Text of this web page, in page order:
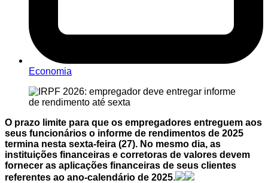
Economia
O prazo limite para que os empregadores entreguem aos
seus funcionários o informe de rendimentos de 2025
termina nesta sexta-feira (27). No mesmo dia, as
instituições financeiras e corretoras de valores devem
fornecer as aplicações financeiras de seus clientes
referentes ao ano-calendário de 2025.